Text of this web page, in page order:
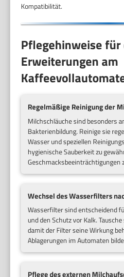
Kompatibilität.
Pflegehinweise für
Erweiterungen am
Regelmäßige Reinigung der
Milchschläuche sind besonders
Bakterienbildung. Reinige sie
Wasser und speziellen
hygienische Sauberkeit zu
Geschmacksbeeinträchtigungen
Wechsel des Wasserfilters
Wasserfilter sind entscheidend
und den Schutz vor Kalk.
damit der Filter seine Wirkung
Ablagerungen im Automaten
Pflege des externen